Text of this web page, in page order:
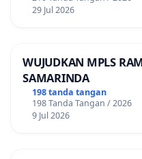
29 Jul 2026
WUJUDKAN MPLS
SAMARINDA
198 tanda tangan
198 Tanda Tangan / 2026
9 Jul 2026